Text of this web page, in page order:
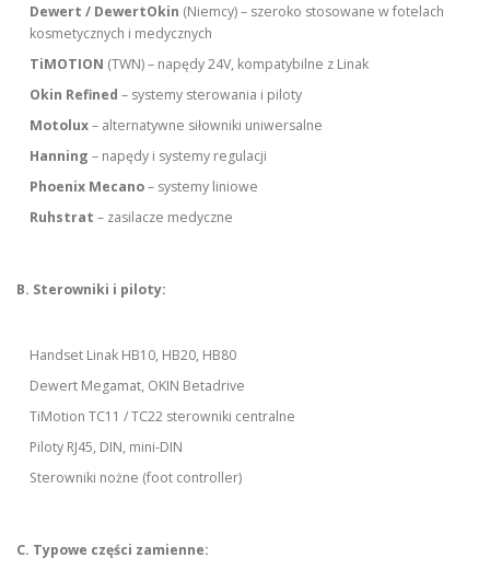
Dewert / DewertOkin (Niemcy) – szeroko stosowane w fotelach
kosmetycznych i medycznych
TiMOTION (TWN) – napędy 24V, kompatybilne z Linak
Okin Refined – systemy sterowania i piloty
Motolux– alternatywne siłowniki uniwersalne
Hanning – napędy i systemy regulacji
Phoenix Mecano– systemy liniowe
Ruhstrat – zasilacze medyczne
B. Sterowniki i piloty:
Handset Linak HB10, HB20, HB80
Dewert Megamat, OKIN Betadrive
TiMotion TC11 / TC22 sterowniki centralne
Piloty RJ45, DIN, mini-DIN
Sterowniki nożne (foot controller)
C. Typowe części zamienne: